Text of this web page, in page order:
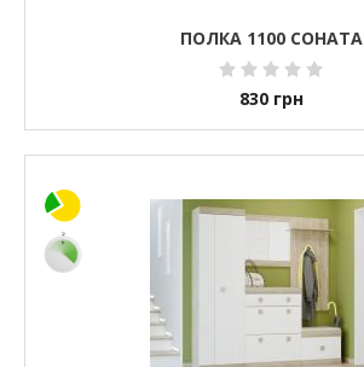
ПОЛКА 1100 СОНАТА
830 грн